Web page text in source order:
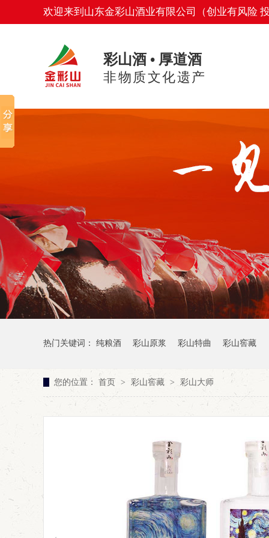
欢迎来到山东金彩山酒业有限公司（创业有风险
彩山酒 • 厚道酒
非物质文化遗产
热门关键词： 纯粮酒 彩山原浆 彩山特曲 彩山窖藏
您的位置： 首页 > 彩山窖藏 > 彩山大师